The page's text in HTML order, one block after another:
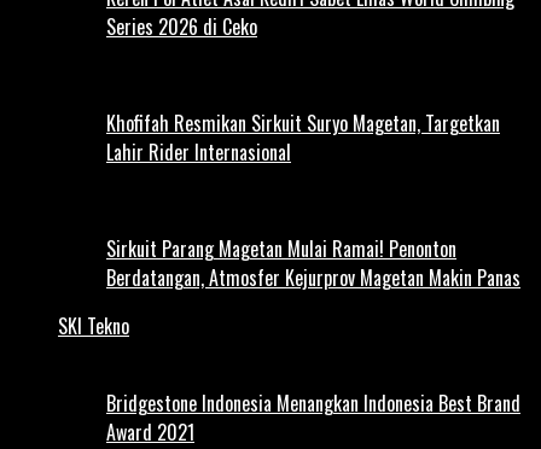
Series 2026 di Ceko
Khofifah Resmikan Sirkuit Suryo Magetan, Targetkan
Lahir Rider Internasional
Sirkuit Parang Magetan Mulai Ramai! Penonton
Berdatangan, Atmosfer Kejurprov Magetan Makin Panas
SKI Tekno
Bridgestone Indonesia Menangkan Indonesia Best Brand
Award 2021